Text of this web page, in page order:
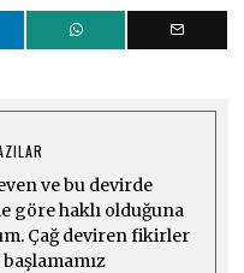
ve bu devirde
göre haklı olduğuna
Çağ deviren fikirler